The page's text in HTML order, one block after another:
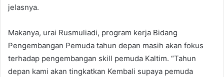
jelasnya.
Makanya, urai Rusmuliadi, program kerja Bidang
Pengembangan Pemuda tahun depan masih akan fokus
terhadap pengembangan skill pemuda Kaltim. “Tahun
depan kami akan tingkatkan Kembali supaya pemuda